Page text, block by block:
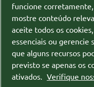
Política de privacidade
Gerenciar cookies
Sitemap
funcione
mostre conteúdo
aceite todos os
essenciais ou gerencie
que alguns recursos
previsto se apenas os
ativados. Verifique